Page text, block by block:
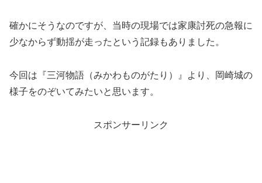
確かにそうなのですが、当時の現場では家康討死の急報に
少なからず動揺が走ったという記録もありました。
今回は『三河物語（みかわものがたり）』より、岡崎城の
様子をのぞいてみたいと思います。
スポンサーリンク